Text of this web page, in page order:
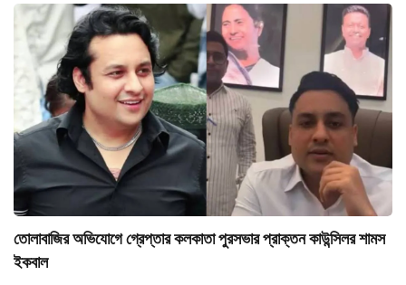
তোলাবাজির অভিযোগে গ্রেপ্তার কলকাতা পুরসভার প্রাক্তন কাউন্সিলর শামস
ইকবাল